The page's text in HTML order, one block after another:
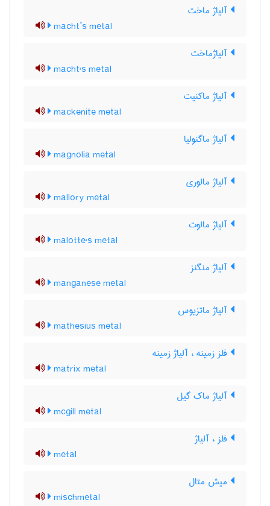
آلیاژ ماخت
macht’s metal
آلیاژماخت
macht's metal
آلیاژ ماکنیت
mackenite metal
آلیاژ ماگنولیا
magnolia metal
آلیاژ مالوری
mallory metal
آلیاژ مالوت
malotte's metal
آلیاژ منگنز
manganese metal
آلیاژ ماتزیوس
mathesius metal
فلز زمینه ، آلیاژ زمینه
matrix metal
آلیاژ ماک گیل
mcgill metal
فلز ، آلیاژ
metal
میش متال
mischmetal